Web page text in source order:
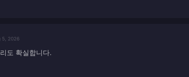
5, 2026
도 확실합니다.